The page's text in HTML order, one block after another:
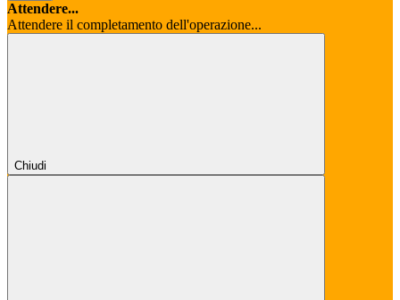
Attendere...
Attendere il completamento dell'operazione...
Chiudi